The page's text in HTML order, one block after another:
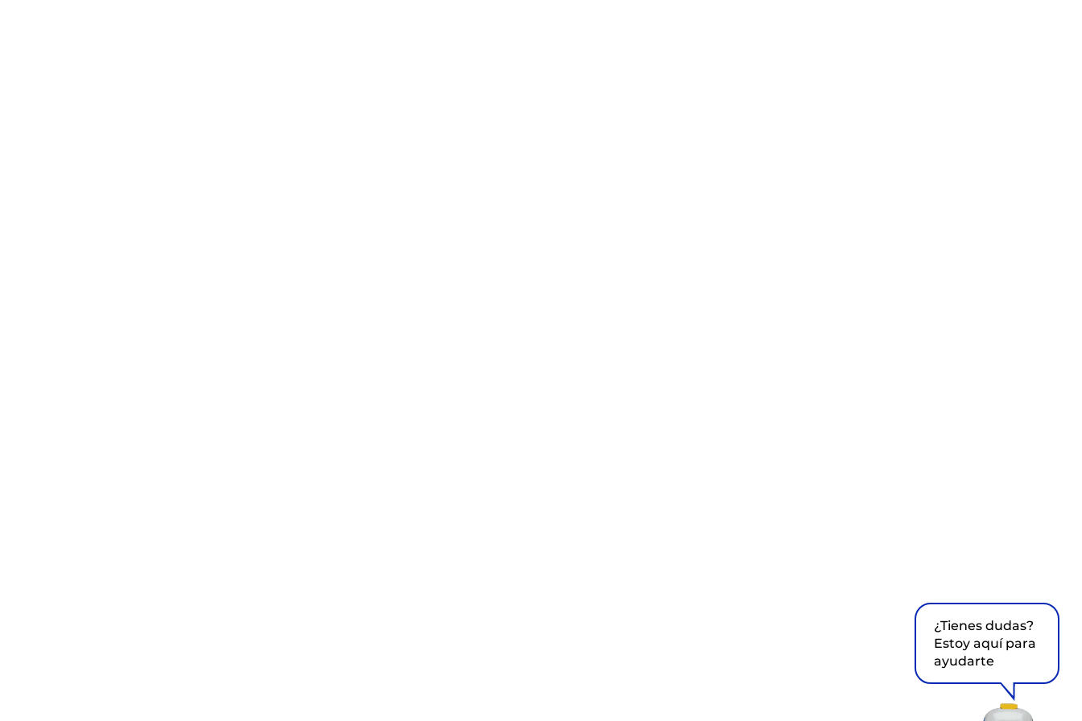
¿Tienes dudas?
Estoy aquí para
ayudarte